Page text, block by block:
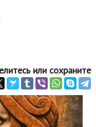
или сохраните